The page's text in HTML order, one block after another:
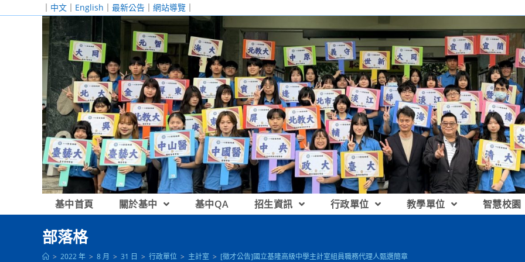
｜ 中文 ｜ English ｜ 最新公告 ｜ 網站導覽 ｜
基中首頁 關於基中 基中QA 招生資訊 行政單位 教學單位 智慧校園
部落格
> 2022 年 > 8 月 > 31 日 > 行政單位 > 主計室 > [徵才公告]國立基隆高級中學主計室組員職務代理人甄選簡章